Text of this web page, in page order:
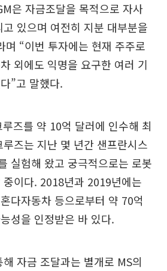
은 자금조달을 목적으로 자사
있으며 여전히 지분 대부분을
며 “이번 투자에는 현재 주주로
외에도 익명을 요구한 여러 기
”고 말했다.
즈를 약 10억 달러에 인수해 최
즈는 지난 몇 년간 샌프란시스
실험해 왔고 궁극적으로는 로봇
이다. 2018년과 2019년에는
다자동차 등으로부터 약 70억
성을 인정받은 바 있다.
자금 조달과는 별개로 MS의